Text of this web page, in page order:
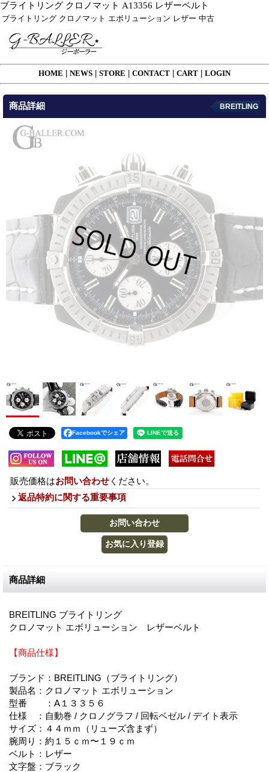
ブライトリング クロノマット A13356 レザーベルト
ブライトリング クロノマット エボリューション レザー 中古
HOME NEWS STORE CONTACT CART LOGIN
商品詳細 BREITLING
Facebookでシェア
販売価格はお問い合わせ ください。
返品特約に関する重要事項
商品詳細
BREITLING ブライトリング
クロノマット エボリューション レザーベルト
【商品仕様】
ブランド：BREITLING（ブライトリング）
製品名：クロノマット エボリューション
型番 ：A１３３５６
仕様 ：自動巻 / クロノグラフ / 回転ベゼル / デイト表示
サイズ：４４ｍｍ（リューズ含まず）
腕周り：約１５ｃｍ〜１９ｃｍ
ベルト：レザー
文字盤：ブラック